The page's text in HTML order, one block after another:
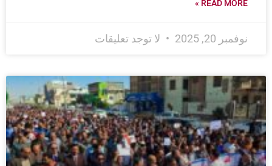
READ MORE »
نوفمبر 20, 2025 لا توجد تعليقات